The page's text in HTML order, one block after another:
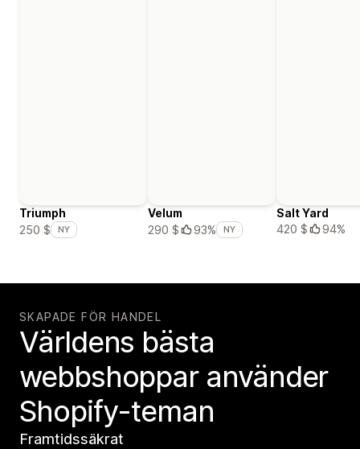
Triumph
250 $
NY
Velum
290 $
93% NY
Salt Yard
420 $
94%
SKAPADE FÖR HANDEL
Världens bästa
webbshoppar använder
Shopify-teman
Framtidssäkrat